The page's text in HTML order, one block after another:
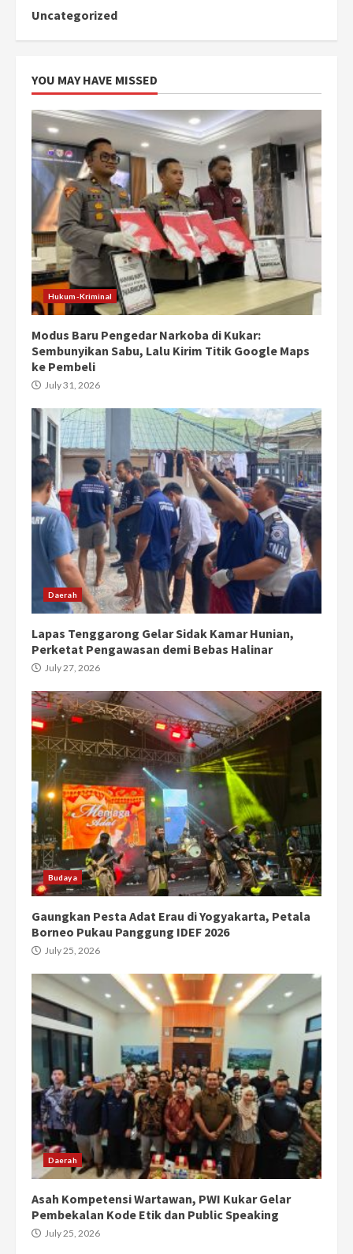
Uncategorized
YOU MAY HAVE MISSED
Hukum-Kriminal
Modus Baru Pengedar Narkoba di Kukar:
Sembunyikan Sabu, Lalu Kirim Titik Google Maps
ke Pembeli
July 31, 2026
Daerah
Lapas Tenggarong Gelar Sidak Kamar Hunian,
Perketat Pengawasan demi Bebas Halinar
July 27, 2026
Budaya
Gaungkan Pesta Adat Erau di Yogyakarta, Petala
Borneo Pukau Panggung IDEF 2026
July 25, 2026
Daerah
Asah Kompetensi Wartawan, PWI Kukar Gelar
Pembekalan Kode Etik dan Public Speaking
July 25, 2026